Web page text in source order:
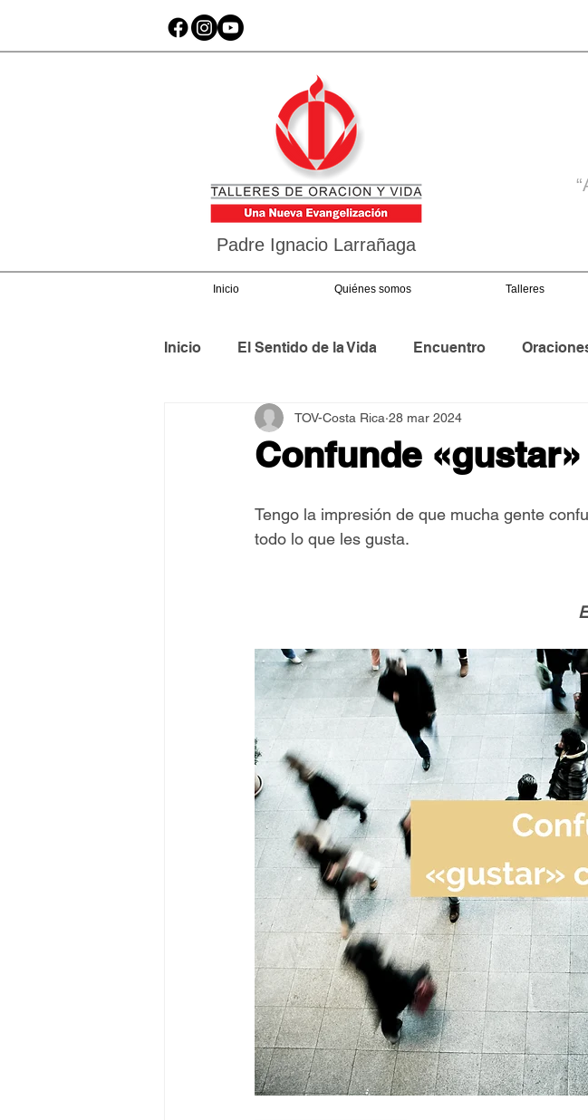
Padre Ignacio Larrañaga
Inicio Quiénes somos Talleres
Inicio El Sentido de la Vida Encuentro
Asamblea Internacional 2018 Asamblea Nacional
Confunde
TOV-Costa Rica 28 mar 2024
Tengo la impresión de que mucha gente
todo lo que les gusta.